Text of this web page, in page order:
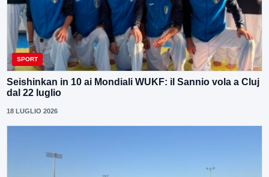
SPORT
Seishinkan in 10 ai Mondiali WUKF: il Sannio vola a Cluj
dal 22 luglio
18 LUGLIO 2026